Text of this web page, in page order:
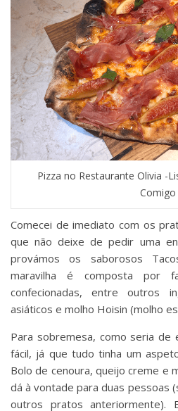
Pizza no Restaurante Olivia -
Comigo
Comecei de imediato com os
que não deixe de pedir uma
provámos os saborosos
maravilha é composta por
confecionadas, entre outros
asiáticos e molho Hoisin (molho
Para sobremesa, como seria de
fácil, já que tudo tinha um
Bolo de cenoura, queijo creme e
dá à vontade para duas pessoas
outros pratos anteriormente).